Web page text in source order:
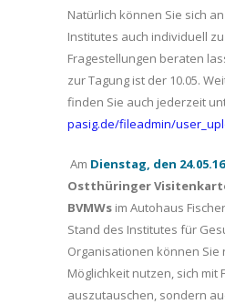
Natürlich können Sie sich
Institutes auch individuell
Fragestellungen beraten
zur Tagung ist der 10.05.
finden Sie auch jederzeit
pasig.de/fileadmin/
Am Dienstag, den 24.05.16
Ostthüringer
BVMWs im Autohaus
Stand des Institutes für
Organisationen können Sie
Möglichkeit nutzen, sich mit
auszutauschen, sondern